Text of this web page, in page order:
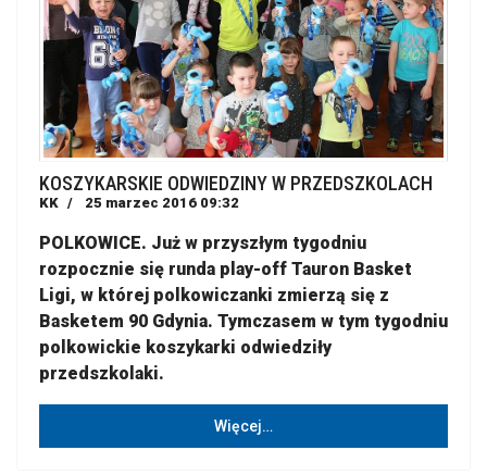
KOSZYKARSKIE ODWIEDZINY W PRZEDSZKOLACH
KK 25 marzec 2016 09:32
POLKOWICE. Już w przyszłym tygodniu
rozpocznie się runda play-off Tauron Basket
Ligi, w której polkowiczanki zmierzą się z
Basketem 90 Gdynia. Tymczasem w tym tygodniu
polkowickie koszykarki odwiedziły
przedszkolaki.
Więcej…